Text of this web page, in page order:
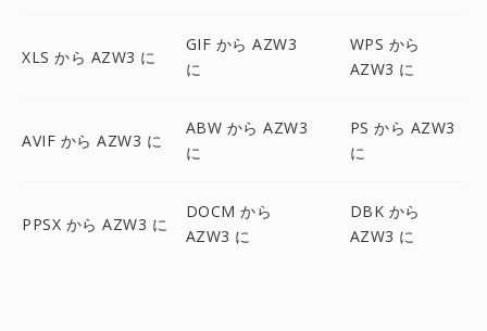
XLS から AZW3 に
GIF から AZW3
に
WPS から
AZW3 に
AVIF から AZW3 に
ABW から AZW3
に
PS から AZW3
に
PPSX から AZW3 に
DOCM から
AZW3 に
DBK から
AZW3 に